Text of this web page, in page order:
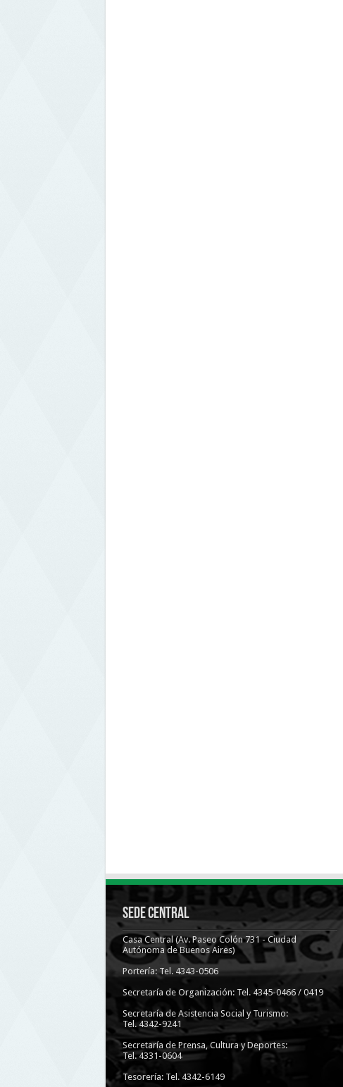
Sede Central
Casa Central (Av. Paseo Colón 731 - Ciudad
Autónoma de Buenos Aires)
Portería: Tel. 4343-0506
Secretaría de Organización: Tel. 4345-0466 / 0419
Secretaría de Asistencia Social y Turismo:
Tel. 4342-9241
Secretaría de Prensa, Cultura y Deportes:
Tel. 4331-0604
Tesorería: Tel. 4342-6149